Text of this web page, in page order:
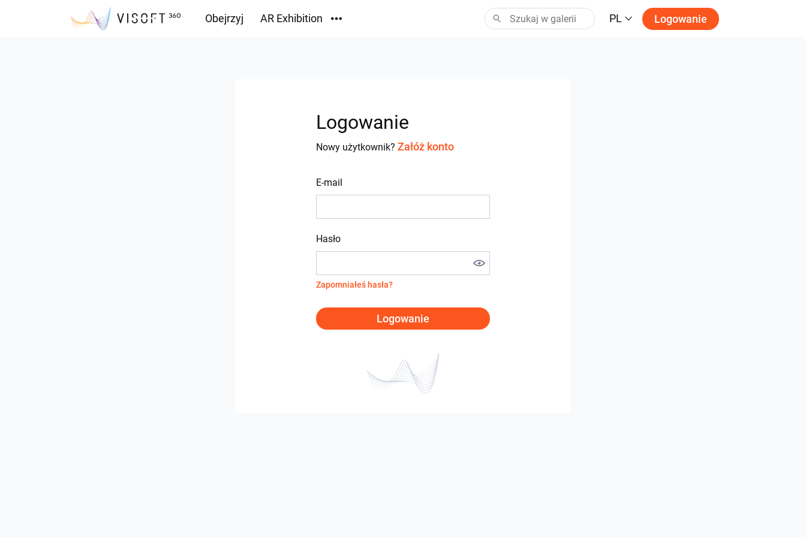
Obejrzyj AR Exhibition PL Logowanie
Logowanie
Nowy użytkownik? Załóż konto
E-mail
Hasło
Zapomniałeś hasła?
Logowanie